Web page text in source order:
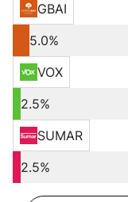
GBAI
5.0%
VOX
2.5%
SUMAR
2.5%